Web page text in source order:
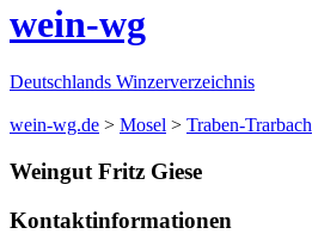
wein-wg
Deutschlands Winzerverzeichnis
wein-wg.de > Mosel > Traben-Trarbach
Weingut Fritz Giese
Kontaktinformationen